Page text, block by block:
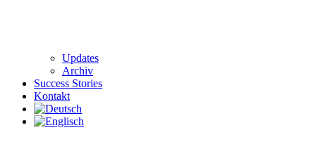
Updates
Archiv
Success Stories
Kontakt